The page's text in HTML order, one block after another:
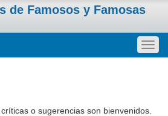
de Famosos y Famosas
o sugerencias son bienvenidos.